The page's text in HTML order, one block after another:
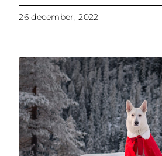
26 december, 2022